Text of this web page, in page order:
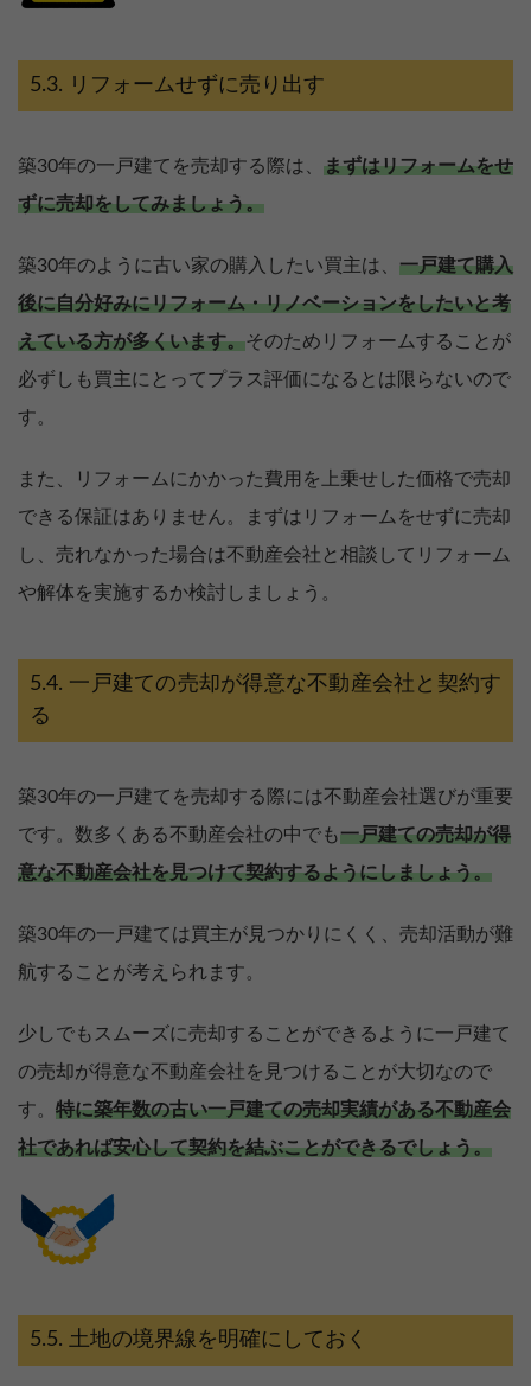
リフォームせずに売り出す
築30年の一戸建てを売却する際は、 まずはリフォームをせ
ずに売却をしてみましょう。
築30年のように古い家の購入したい買主は、 一戸建て購入
後に自分好みにリフォーム・リノベーションをしたいと考
えている方が多くいます。そのためリフォームすることが
必ずしも買主にとってプラス評価になるとは限らないので
す。
また、リフォームにかかった費用を上乗せした価格で売却
できる保証はありません。まずはリフォームをせずに売却
し、売れなかった場合は不動産会社と相談してリフォーム
や解体を実施するか検討しましょう。
一戸建ての売却が得意な不動産会社と契約す
る
築30年の一戸建てを売却する際には不動産会社選びが重要
です。数多くある不動産会社の中でも一戸建ての売却が得
意な不動産会社を見つけて契約するようにしましょう。
築30年の一戸建ては買主が見つかりにくく、売却活動が難
航することが考えられます。
少しでもスムーズに売却することができるように一戸建て
の売却が得意な不動産会社を見つけることが大切なので
す。 特に築年数の古い一戸建ての売却実績がある不動産会
社であれば安心して契約を結ぶことができるでしょう。
土地の境界線を明確にしておく